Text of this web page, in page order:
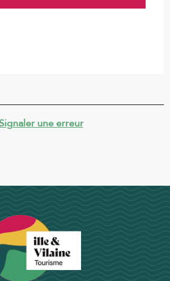
une erreur